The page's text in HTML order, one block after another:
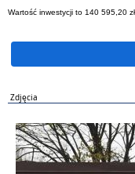
Wartość inwestycji to 140 595,20
Zdjęcia